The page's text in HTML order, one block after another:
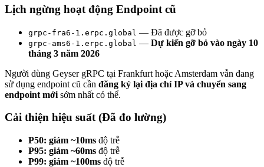
Lịch ngừng hoạt động Endpoint cũ
grpc-fra6-1.erpc.global — Đã được gỡ bỏ
grpc-ams6-1.erpc.global — Dự kiến gỡ bỏ vào ngày 10
tháng 3 năm 2026
Người dùng Geyser gRPC tại Frankfurt hoặc Amsterdam vẫn đang
sử dụng endpoint cũ cần đăng ký lại địa chỉ IP và chuyển sang
endpoint mới sớm nhất có thể.
Cải thiện hiệu suất (Đã đo lường)
P50: giảm ~10ms độ trễ
P95: giảm ~60ms độ trễ
P99: giảm ~100ms độ trễ